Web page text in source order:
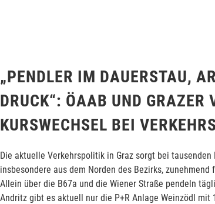
„PENDLER IM DAUERSTAU,
DRUCK“: ÖAAB UND GRAZER
KURSWECHSEL BEI
Die aktuelle Verkehrspolitik in Graz sorgt bei
insbesondere aus dem Norden des Bezirks, zunehmend
Allein über die B67a und die Wiener Straße pendeln
Andritz gibt es aktuell nur die P+R Anlage Weinzödl